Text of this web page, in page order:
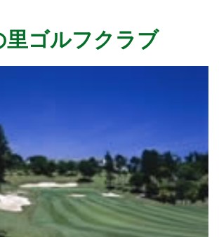
里ゴルフクラブ